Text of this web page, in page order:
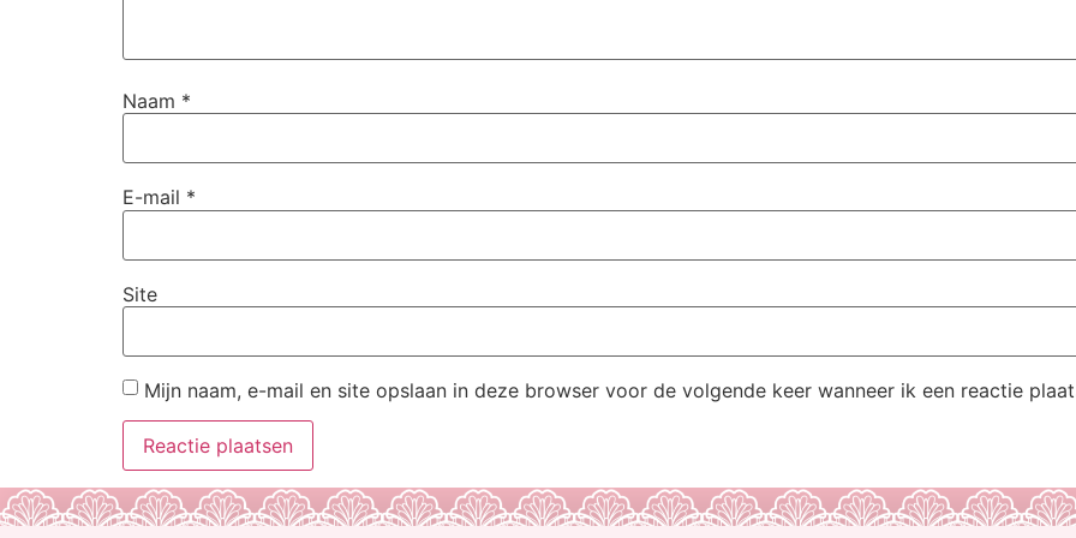
Naam *
E-mail *
Site
Mijn naam, e-mail en site opslaan in deze browser voor de volgende keer wanneer ik een reactie